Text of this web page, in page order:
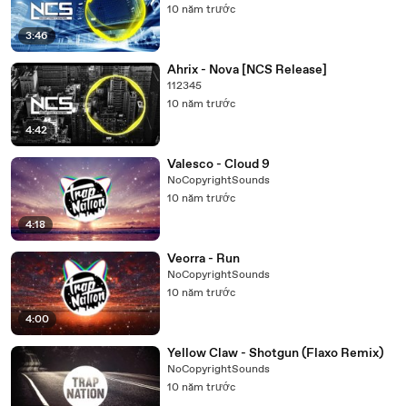
3:46
10 năm trước
4:42
Ahrix - Nova [NCS Release]
112345
10 năm trước
4:18
Valesco - Cloud 9
NoCopyrightSounds
10 năm trước
4:00
Veorra - Run
NoCopyrightSounds
10 năm trước
Yellow Claw - Shotgun (Flaxo Remix)
NoCopyrightSounds
10 năm trước